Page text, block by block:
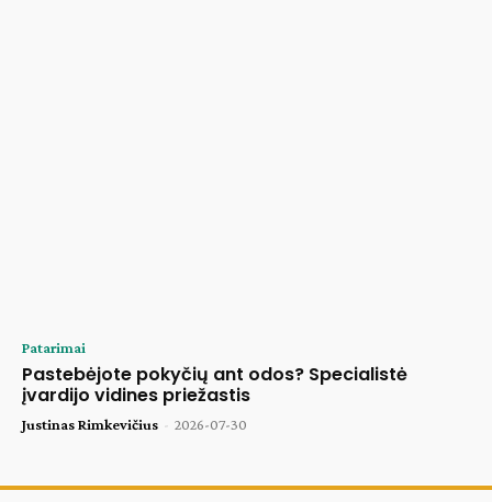
Patarimai
Pastebėjote pokyčių ant odos? Specialistė
įvardijo vidines priežastis
Justinas Rimkevičius - 2026-07-30